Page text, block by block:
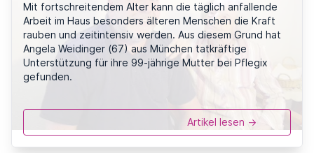
Mit fortschreitendem Alter kann die täglich anfallende
Arbeit im Haus besonders älteren Menschen die Kraft
rauben und zeitintensiv werden. Aus diesem Grund hat
Angela Weidinger (67) aus München tatkräftige
Unterstützung für ihre 99-jährige Mutter bei Pflegix
gefunden.
Artikel lesen ->